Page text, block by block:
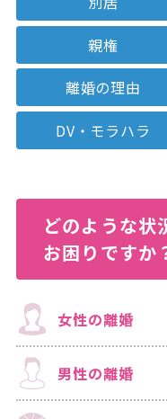
親権
離婚の理由
DV・モラハラ
どのような状
お困りですか
女性の離婚
男性の離婚